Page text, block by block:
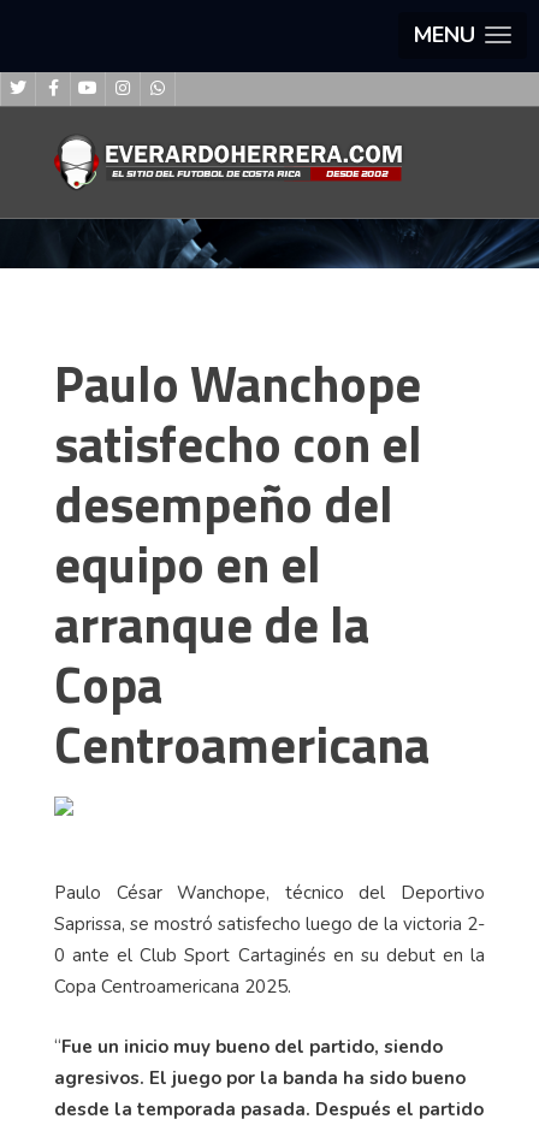
MENU
Paulo Wanchope
satisfecho con el
desempeño del
equipo en el
arranque de la
Copa
Centroamericana
Paulo César Wanchope, técnico del Deportivo
Saprissa, se mostró satisfecho luego de la victoria 2-
0 ante el Club Sport Cartaginés en su debut en la
Copa Centroamericana 2025.
“Fue un inicio muy bueno del partido, siendo
agresivos. El juego por la banda ha sido bueno
desde la temporada pasada. Después el partido